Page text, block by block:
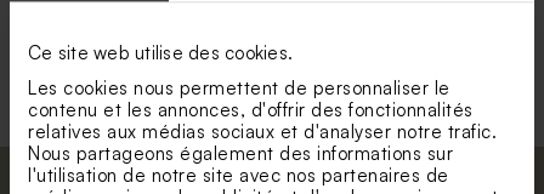
Ce site web utilise des cookies.
Les cookies nous permettent de personnaliser le
contenu et les annonces, d'offrir des fonctionnalités
relatives aux médias sociaux et d'analyser notre trafic.
Nous partageons également des informations sur
l'utilisation de notre site avec nos partenaires de
Voir toute la collection Calendrier